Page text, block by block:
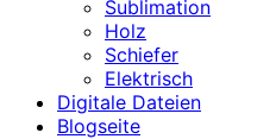
Sublimation
Holz
Schiefer
Elektrisch
Digitale Dateien
Blogseite